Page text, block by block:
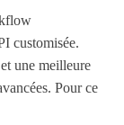
customisée.
une meilleure
Pour ce